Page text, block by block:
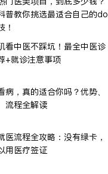
普教你挑选最适合自己的do
！
看中医不踩坑！最全中医诊
+就诊注意事项
病，真的适合你吗？优势、
流程全解读
医流程全攻略：没有绿卡，
用医疗签证